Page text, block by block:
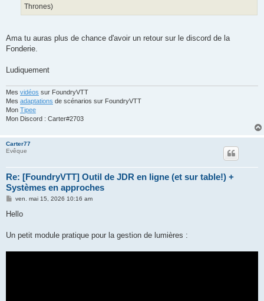
Thrones)
Ama tu auras plus de chance d'avoir un retour sur le discord de la
Fonderie.
Ludiquement
Mes vidéos sur FoundryVTT
Mes adaptations de scénarios sur FoundryVTT
Mon Tipee
Mon Discord : Carter#2703
Carter77
Evêque
Re: [FoundryVTT] Outil de JDR en ligne (et sur table!) +
Systèmes en approches
M
s
g
ven. mai 15, 2026 10:16 am
Hello
Un petit module pratique pour la gestion de lumières :